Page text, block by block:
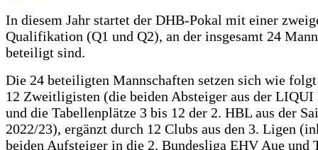
In diesem Jahr startet der DHB-Pokal mit einer
Qualifikation (Q1 und Q2), an der insgesamt 24
beteiligt sind.
Die 24 beteiligten Mannschaften setzen sich wie
12 Zweitligisten (die beiden Absteiger aus der
und die Tabellenplätze 3 bis 12 der 2. HBL aus der
2022/23), ergänzt durch 12 Clubs aus den 3. Ligen
beiden Aufsteiger in die 2. Bundesliga EHV Aue und